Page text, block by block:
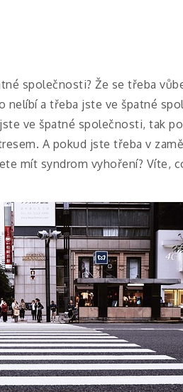
společnosti? Že se třeba
nelíbí a třeba jste ve špatné
ve špatné společnosti, tak
A pokud jste třeba v
mít syndrom vyhoření? Víte,